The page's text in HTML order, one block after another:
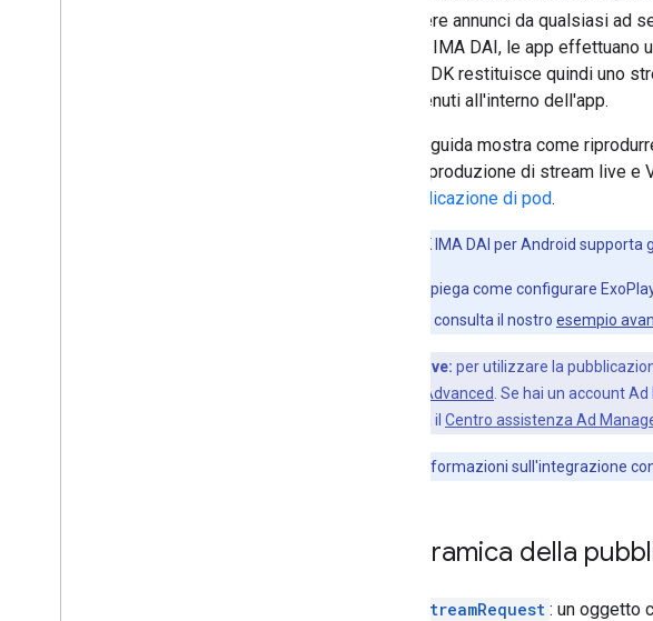
richiedere annunci da qualsiasi ad
gli SDK IMA DAI, le app
live. L'SDK restituisce quindi uno
di contenuti all'interno dell'app.
Questa guida mostra come
per la riproduzione di stream live
di pubblicazione di pod.
:L'SDK IMA DAI per Android supporta
Questa guida spiega come configurare
HLS che DASH, consulta il nostro esempio
Punto chiave: per utilizzare la
Manager 360 Advanced . Se hai un account
Manager, visita il Centro assistenza Ad
:per informazioni sull'integrazione
Panoramica della
StreamRequest : un oggetto